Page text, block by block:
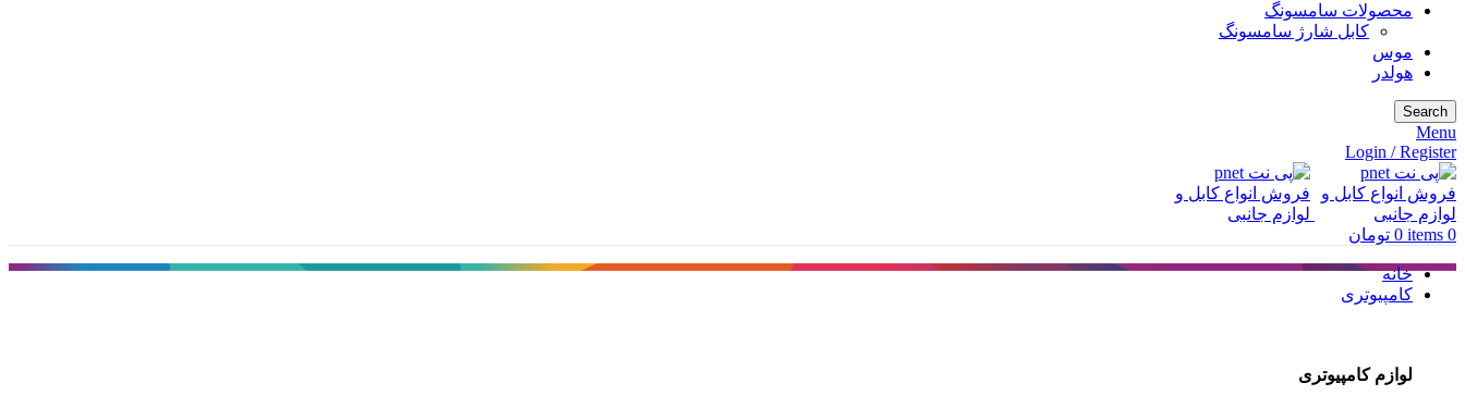
محصولات سامسونگ
کابل شارژ سامسونگ
موس
هولدر
Search
Menu
Login / Register
0
items
0 تومان
خانه
کامپیوتری
لوازم کامپیوتری